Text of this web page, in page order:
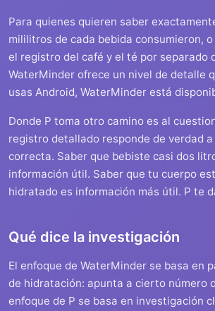
Para quienes quieren saber
mililitros de cada bebida consumieron,
el registro del café y el té por separado
WaterMinder ofrece un nivel de detalle
usas Android, WaterMinder está
Donde P toma otro camino es al
registro detallado responde de verdad
correcta. Saber que bebiste casi dos
información útil. Saber que tu cuerpo
hidratado es información más útil. P te
Qué dice la investigación
El enfoque de WaterMinder se basa en
de hidratación: apunta a cierto número
enfoque de P se basa en investigación